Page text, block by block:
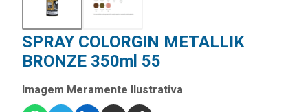
SPRAY COLORGIN METALLIK
BRONZE 350ml 55
Imagem Meramente Ilustrativa